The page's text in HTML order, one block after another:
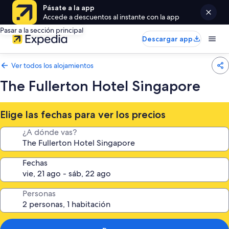
Pásate a la app
Accede a descuentos al instante con la app
Pasar a la sección principal
Descargar app
Ver todos los alojamientos
The Fullerton Hotel Singapore
Elige las fechas para ver los precios
¿A dónde vas?
Fechas
Personas